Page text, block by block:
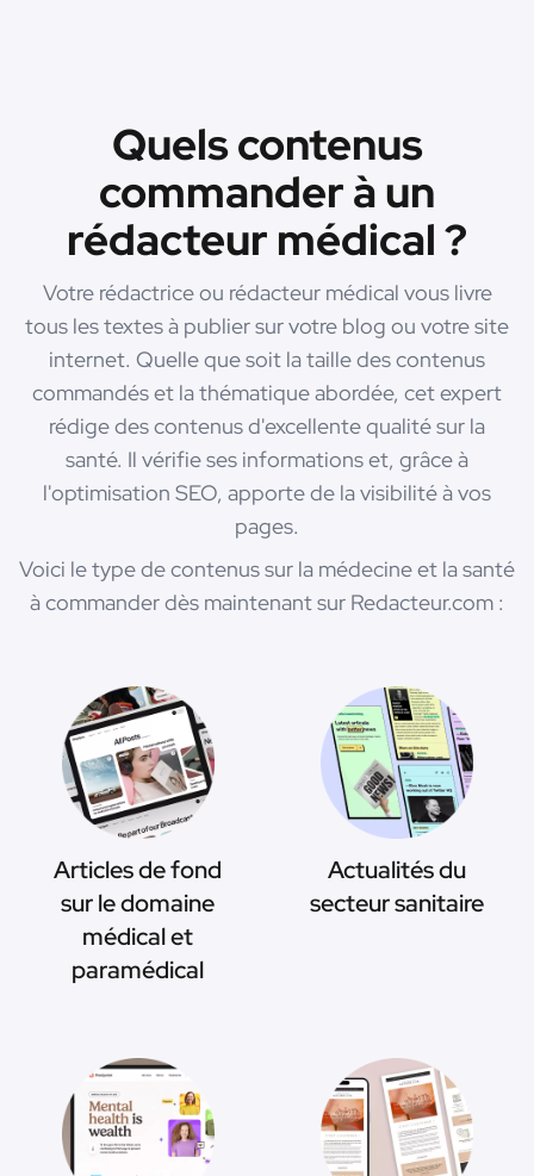
Quels contenus
commander à un
rédacteur médical ?
Votre rédactrice ou rédacteur médical vous livre
tous les textes à publier sur votre blog ou votre site
internet. Quelle que soit la taille des contenus
commandés et la thématique abordée, cet expert
rédige des contenus d'excellente qualité sur la
santé. Il vérifie ses informations et, grâce à
l'optimisation SEO, apporte de la visibilité à vos
pages.
Voici le type de contenus sur la médecine et la santé
à commander dès maintenant sur Redacteur.com :
Articles de fond
sur le domaine
médical et
paramédical
Actualités du
secteur sanitaire